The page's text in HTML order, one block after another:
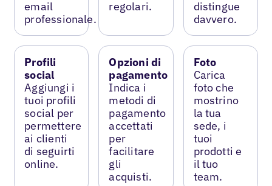
email
professionale.
regolari.
distingue
davvero.
Profili
social
Aggiungi i
tuoi profili
social per
permettere
ai clienti
di seguirti
online.
Opzioni di
pagamento
Indica i
metodi di
pagamento
accettati
per
facilitare
gli
acquisti.
Foto
Carica
foto che
mostrino
la tua
sede, i
tuoi
prodotti e
il tuo
team.